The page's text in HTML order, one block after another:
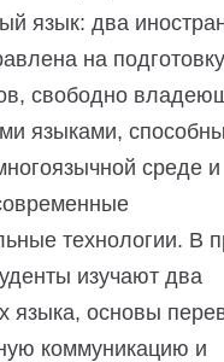
язык: два
на подготовку
свободно
языками,
среде и
технологии. В
изучают два
языка, основы
коммуникацию и